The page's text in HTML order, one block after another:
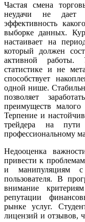
Частая смена
неудачи не дает
эффективность
выборке данных.
настаивает на
который должен
активной работы.
статистике и не
способствует
одной нише.
позволяет
преимуществ
Терпение и
трейдера на
профессиональному
Недооценка
привести к
и манипуляциям
пользователя. В
внимание
репутации
рынке услуг.
лицензий и отзывов,